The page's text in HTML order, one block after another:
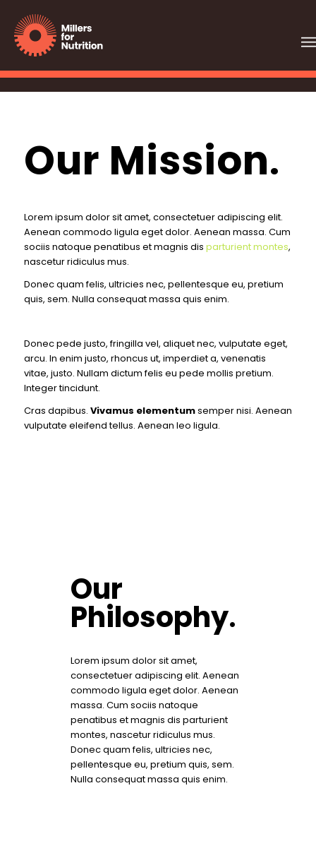
Our Mission.
Lorem ipsum dolor sit amet, consectetuer adipiscing elit.
Aenean commodo ligula eget dolor. Aenean massa. Cum
sociis natoque penatibus et magnis dis parturient montes,
nascetur ridiculus mus.
Donec quam felis, ultricies nec, pellentesque eu, pretium
quis, sem. Nulla consequat massa quis enim.
Donec pede justo, fringilla vel, aliquet nec, vulputate eget,
arcu. In enim justo, rhoncus ut, imperdiet a, venenatis
vitae, justo. Nullam dictum felis eu pede mollis pretium.
Integer tincidunt.
Cras dapibus. Vivamus elementumsemper nisi. Aenean
vulputate eleifend tellus. Aenean leo ligula.
Our
Philosophy.
Lorem ipsum dolor sit amet,
consectetuer adipiscing elit. Aenean
commodo ligula eget dolor. Aenean
massa. Cum sociis natoque
penatibus et magnis dis parturient
montes, nascetur ridiculus mus.
Donec quam felis, ultricies nec,
pellentesque eu, pretium quis, sem.
Nulla consequat massa quis enim.